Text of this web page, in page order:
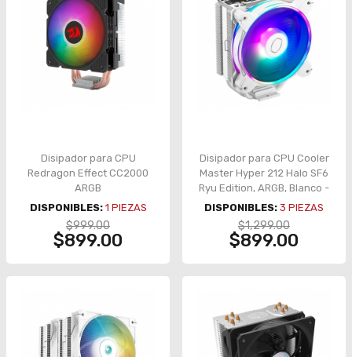
Disipador para CPU
Redragon Effect CC2000
ARGB
DISPONIBLES: 1 PIEZAS
$999.00
$899.00
Disipador para CPU Cooler
Master Hyper 212 Halo SF6
Ryu Edition, ARGB, Blanco -
RR-S4WW-20PA-RY
DISPONIBLES: 3 PIEZAS
$1,299.00
$899.00